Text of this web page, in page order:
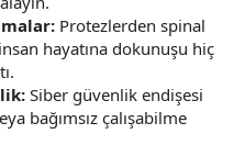
Protezlerden spinal
hayatına dokunuşu hiç
Siber güvenlik endişesi
bağımsız çalışabilme